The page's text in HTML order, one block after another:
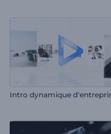
Intro dynamique